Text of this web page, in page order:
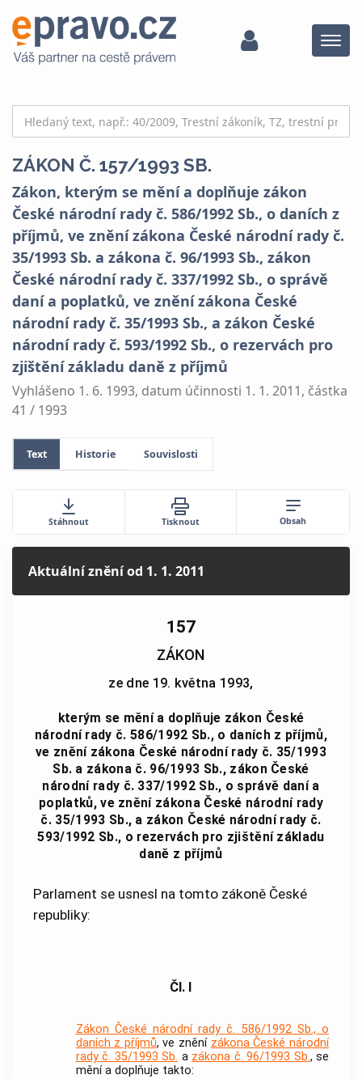
Menu
ZÁKON Č. 157/1993 SB.
Zákon, kterým se mění a doplňuje zákon
České národní rady č. 586/1992 Sb., o daních z
příjmů, ve znění zákona České národní rady č.
35/1993 Sb. a zákona č. 96/1993 Sb., zákon
České národní rady č. 337/1992 Sb., o správě
daní a poplatků, ve znění zákona České
národní rady č. 35/1993 Sb., a zákon České
národní rady č. 593/1992 Sb., o rezervách pro
zjištění základu daně z příjmů
Vyhlášeno 1. 6. 1993, datum účinnosti 1. 1. 2011, částka
41 / 1993
Text Historie Souvislosti
Stáhnout Tisknout Obsah
Aktuální zněníod 1. 1. 2011
157
ZÁKON
ze dne 19. května 1993,
kterým se mění a doplňuje zákon České
národní rady č. 586/1992 Sb., o daních z příjmů,
ve znění zákona České národní rady č. 35/1993
Sb. a zákona č. 96/1993 Sb., zákon České
národní rady č. 337/1992 Sb., o správě daní a
poplatků, ve znění zákona České národní rady
č. 35/1993 Sb., a zákon České národní rady č.
593/1992 Sb., o rezervách pro zjištění základu
daně z příjmů
Parlament se usnesl na tomto zákoně České
republiky:
Čl. I
Zákon České národní rady č. 586/1992 Sb., o
daních z příjmů, ve znění zákona České národní
rady č. 35/1993 Sb. a zákona č. 96/1993 Sb., se
mění a doplňuje takto: